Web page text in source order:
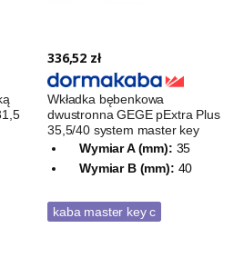
336,52 zł
Wkładka bębenkowa
dwustronna GEGE pExtra Plus
35,5/40 system master key
Wymiar A (mm): 35
Wymiar B (mm): 40
kaba master key c